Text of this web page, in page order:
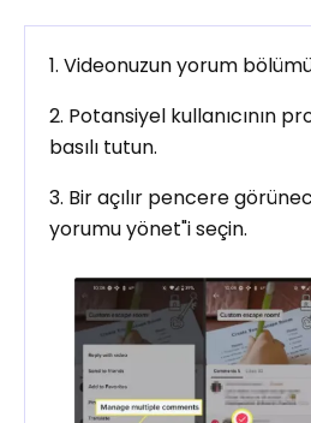
1. Videonuzun yorum
2. Potansiyel kullanıcının
basılı tutun.
3. Bir açılır pencere
yorumu yönet"i seçin.